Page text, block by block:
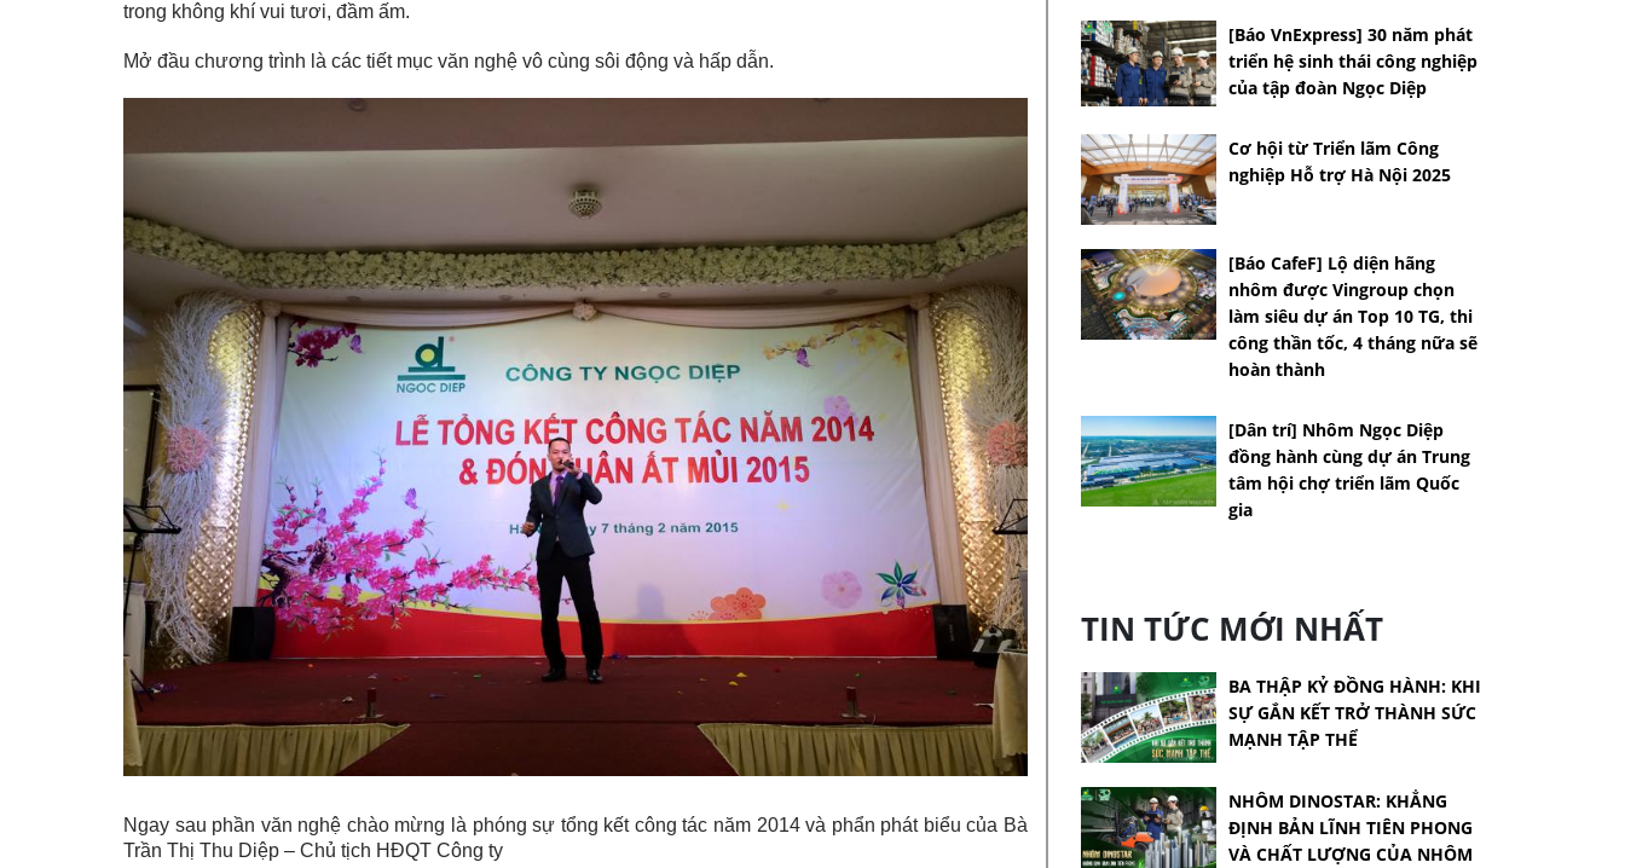
trong không khí vui tươi, đầm ấm.
Mở đầu chương trình là các tiết mục văn nghệ vô cùng sôi động và hấp dẫn.
Ngay sau phần văn nghệ chào mừng là phóng sự tổng kết công tác năm 2014 và phẩn phát biểu của Bà
Trần Thị Thu Diệp – Chủ tịch HĐQT Công ty
[Báo VnExpress] 30 năm phát
triển hệ sinh thái công nghiệp
của tập đoàn Ngọc Diệp
Cơ hội từ Triển lãm Công
nghiệp Hỗ trợ Hà Nội 2025
[Báo CafeF] Lộ diện hãng
nhôm được Vingroup chọn
làm siêu dự án Top 10 TG, thi
công thần tốc, 4 tháng nữa sẽ
hoàn thành
[Dân trí] Nhôm Ngọc Diệp
đồng hành cùng dự án Trung
tâm hội chợ triển lãm Quốc
gia
TIN TỨC MỚI NHẤT
BA THẬP KỶ ĐỒNG HÀNH: KHI
SỰ GẮN KẾT TRỞ THÀNH SỨC
MẠNH TẬP THỂ
NHÔM DINOSTAR: KHẲNG
ĐỊNH BẢN LĨNH TIÊN PHONG
VÀ CHẤT LƯỢNG CỦA NHÔM